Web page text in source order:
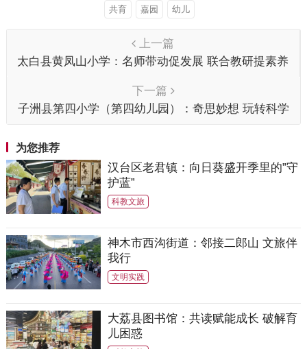
共育 嘉园 幼儿
上一篇
太白县黄凤山小学：名师带动促发展 联合教研提素养
下一篇
子洲县第四小学（第四幼儿园）：奇思妙想 玩转科学
为您推荐
汉台区老君镇：向日葵盛开季里的”守
护蓝”
科教文旅
神木市西沟街道：邻接二郎山 文旅伴
我行
文明实践
大荔县图书馆：共读赋能成长 破解育
儿困惑